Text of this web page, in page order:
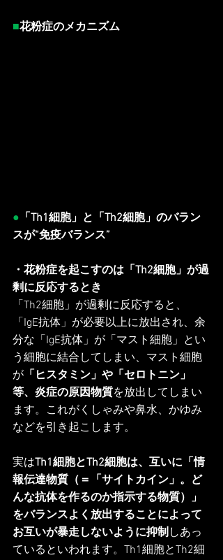
■花粉症のメカニズム
● 「Th1細胞」と「Th2細胞」のバラン
スが“免疫バランス”
・花粉症を起こすのは「Th2細胞」が過
剰に反応するとき
「Th2細胞」が過剰に反応すると、
「IgE抗体」が必要以上に放出され、余
分な「IgE抗体」が「マスト細胞」とい
う細胞に結合してしまい、マスト細胞
が 「ヒスタミン」や「セロトニン」
等、炎症の原因物質を放出してしまい
ます。これがくしゃみや鼻水、かゆみ
などを引き起こします。
実はTh1細胞とTh2細胞は、互いに「情
報伝達物質（＝「サイトカイン」。ど
んな抗体を作るのか指示する物質）」
をバランスよく放出することによって
お互いが暴走しないように抑制しあっ
ているといわれます。Th1細胞とTh2細